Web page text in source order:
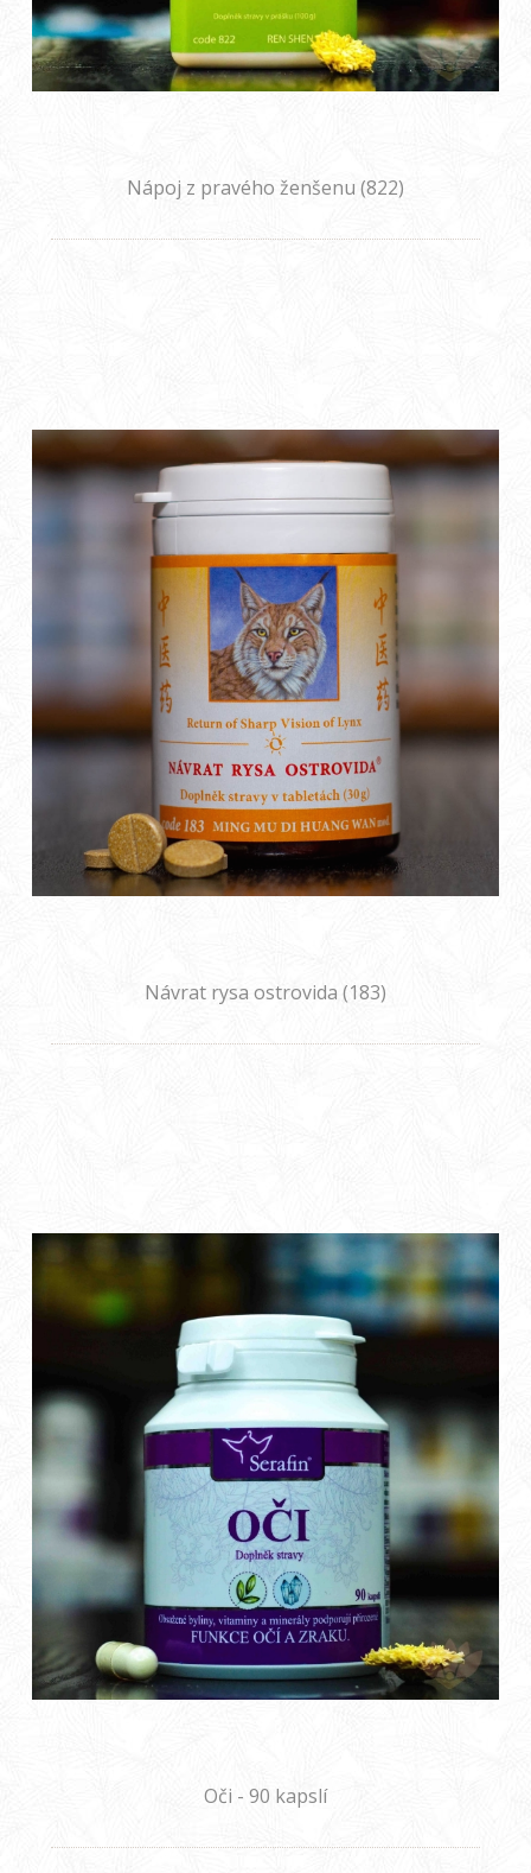
Nápoj z pravého ženšenu (822)
Návrat rysa ostrovida (183)
Oči - 90 kapslí